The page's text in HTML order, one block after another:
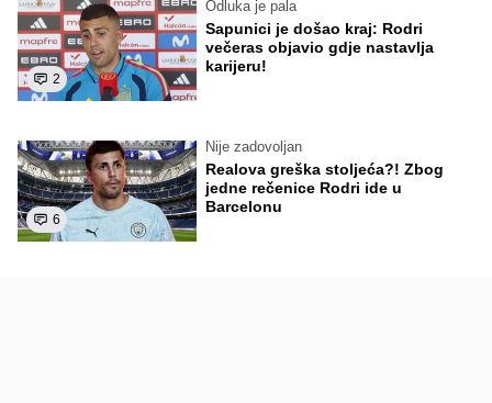
2
Odluka je pala
Sapunici je došao kraj: Rodri
večeras objavio gdje nastavlja
karijeru!
6
Nije zadovoljan
Realova greška stoljeća?! Zbog
jedne rečenice Rodri ide u
Barcelonu